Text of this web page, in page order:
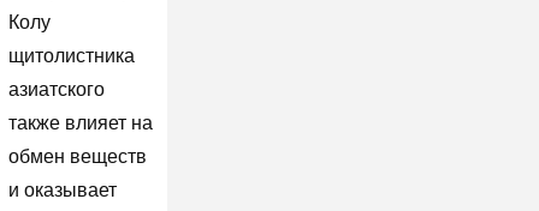
Колу
щитолистника
азиатского
также влияет на
обмен веществ
и оказывает